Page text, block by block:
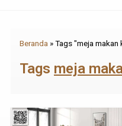
Beranda »Tags "meja makan
Tags meja